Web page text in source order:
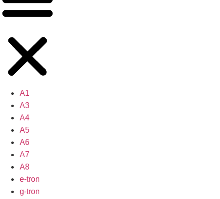
A1
A3
A4
A5
A6
A7
A8
e-tron
g-tron